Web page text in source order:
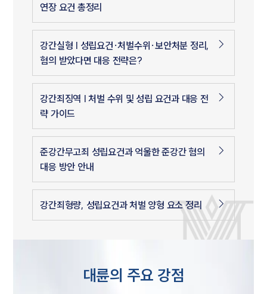
연장 요건 총정리
강간실형 | 성립요건·처벌수위·보안처분 정리,
혐의 받았다면 대응 전략은?
강간죄징역 | 처벌 수위 및 성립 요건과 대응 전
략 가이드
준강간무고죄 성립요건과 억울한 준강간 혐의
대응 방안 안내
강간죄형량, 성립요건과 처벌 양형 요소 정리
대륜의 주요 강점